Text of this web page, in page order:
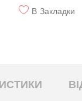
В Закладки